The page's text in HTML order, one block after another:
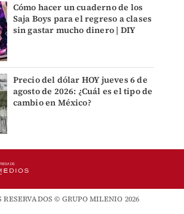
Cómo hacer un cuaderno de los
Saja Boys para el regreso a clases
sin gastar mucho dinero | DIY
Precio del dólar HOY jueves 6 de
agosto de 2026: ¿Cuál es el tipo de
cambio en México?
RESERVADOS © GRUPO MILENIO 2026